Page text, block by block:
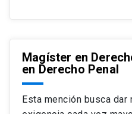
Magíster en
en Derecho Penal
Esta mención busca dar